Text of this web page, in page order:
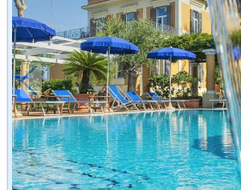
2026 FERRAGOSTO
in offerta da
€142,86
a notte